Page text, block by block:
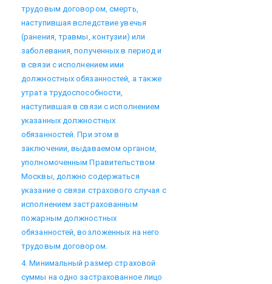
трудовым договором, смерть,
наступившая вследствие увечья
(ранения, травмы, контузии) или
заболевания, полученных в период и
в связи с исполнением ими
должностных обязанностей, а также
утрата трудоспособности,
наступившая в связи с исполнением
указанных должностных
обязанностей. При этом в
заключении, выдаваемом органом,
уполномоченным Правительством
Москвы, должно содержаться
указание о связи страхового случая с
исполнением застрахованным
пожарным должностных
обязанностей, возложенных на него
трудовым договором.
4. Минимальный размер страховой
суммы на одно застрахованное лицо